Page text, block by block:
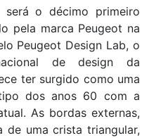
o décimo primeiro
pela marca Peugeot na
Peugeot Design Lab, o
de design da
ter surgido como uma
dos anos 60 com a
As bordas externas,
de uma crista triangular,